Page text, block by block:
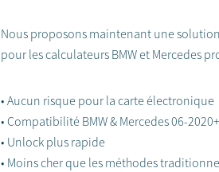
Nous proposons maintenant une
pour les calculateurs BMW et Mercedes
• Aucun risque pour la carte électronique
• Compatibilité BMW & Mercedes 06-2020+
• Unlock plus rapide
• Moins cher que les méthodes